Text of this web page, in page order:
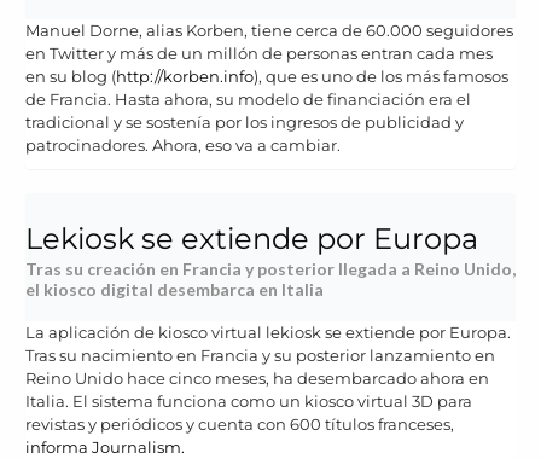
Manuel Dorne, alias Korben, tiene cerca de 60.000 seguidores
en Twitter y más de un millón de personas entran cada mes
en su blog (http://korben.info), que es uno de los más famosos
de Francia. Hasta ahora, su modelo de financiación era el
tradicional y se sostenía por los ingresos de publicidad y
patrocinadores. Ahora, eso va a cambiar.
Lekiosk se extiende por Europa
Tras su creación en Francia y posterior llegada a Reino Unido,
el kiosco digital desembarca en Italia
La aplicación de kiosco virtual lekiosk se extiende por Europa.
Tras su nacimiento en Francia y su posterior lanzamiento en
Reino Unido hace cinco meses, ha desembarcado ahora en
Italia. El sistema funciona como un kiosco virtual 3D para
revistas y periódicos y cuenta con 600 títulos franceses,
informa Journalism.